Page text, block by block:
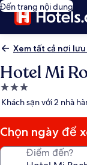
Đến trang nội dung
Xem tất cả nơi
Hotel Mi
Nơi
lưu
3.0
sao
Khách sạn với 2 nhà
Chọn ngày để
Điểm đến?